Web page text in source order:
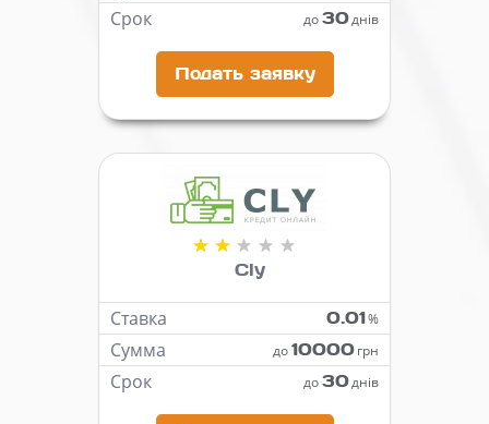
Срок до30днів
Подать заявку
Cly
Ставка 0.01%
Сумма до10000грн
Срок до30днів